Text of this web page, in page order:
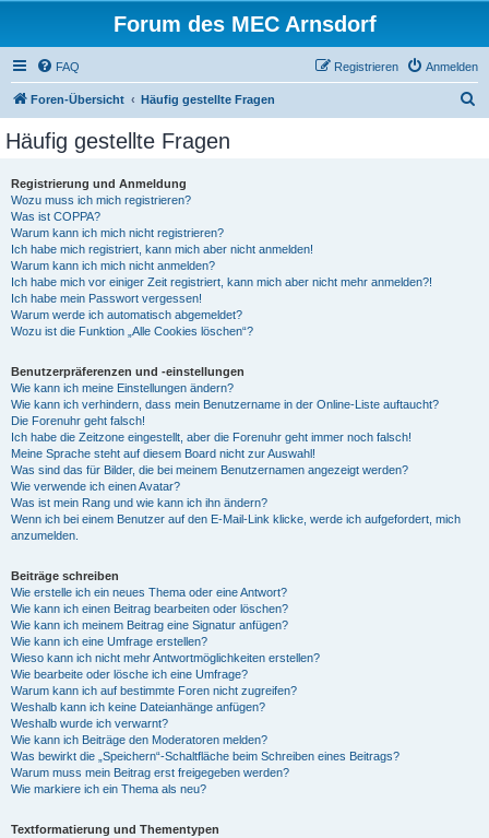
Forum des MEC Arnsdorf
FAQ Anmelden
Registrieren
Foren-Übersicht Häufig gestellte Fragen
Häufig gestellte Fragen
Registrierung und Anmeldung
Wozu muss ich mich registrieren?
Was ist COPPA?
Warum kann ich mich nicht registrieren?
Ich habe mich registriert, kann mich aber nicht anmelden!
Warum kann ich mich nicht anmelden?
Ich habe mich vor einiger Zeit registriert, kann mich aber nicht mehr anmelden?!
Ich habe mein Passwort vergessen!
Warum werde ich automatisch abgemeldet?
Wozu ist die Funktion „Alle Cookies löschen“?
Benutzerpräferenzen und -einstellungen
Wie kann ich meine Einstellungen ändern?
Wie kann ich verhindern, dass mein Benutzername in der Online-Liste auftaucht?
Die Forenuhr geht falsch!
Ich habe die Zeitzone eingestellt, aber die Forenuhr geht immer noch falsch!
Meine Sprache steht auf diesem Board nicht zur Auswahl!
Was sind das für Bilder, die bei meinem Benutzernamen angezeigt werden?
Wie verwende ich einen Avatar?
Was ist mein Rang und wie kann ich ihn ändern?
Wenn ich bei einem Benutzer auf den E-Mail-Link klicke, werde ich aufgefordert, mich
anzumelden.
Beiträge schreiben
Wie erstelle ich ein neues Thema oder eine Antwort?
Wie kann ich einen Beitrag bearbeiten oder löschen?
Wie kann ich meinem Beitrag eine Signatur anfügen?
Wie kann ich eine Umfrage erstellen?
Wieso kann ich nicht mehr Antwortmöglichkeiten erstellen?
Wie bearbeite oder lösche ich eine Umfrage?
Warum kann ich auf bestimmte Foren nicht zugreifen?
Weshalb kann ich keine Dateianhänge anfügen?
Weshalb wurde ich verwarnt?
Wie kann ich Beiträge den Moderatoren melden?
Was bewirkt die „Speichern“-Schaltfläche beim Schreiben eines Beitrags?
Warum muss mein Beitrag erst freigegeben werden?
Wie markiere ich ein Thema als neu?
Textformatierung und Thementypen